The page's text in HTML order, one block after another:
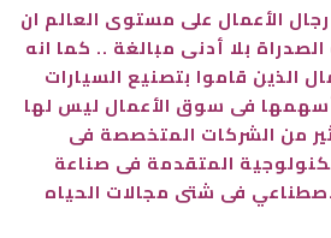
الأعمال على مستوى العالم ان
بلا أدنى مبالغة .. كما انه
الذين قاموا بتصنيع السيارات
فى سوق الأعمال ليس لها
من الشركات المتخصصة فى
المتقدمة فى صناعة
فى شتى مجالات الحياه